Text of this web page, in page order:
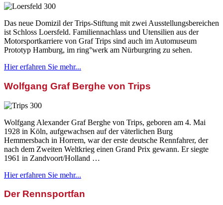
Das neue Domizil der Trips-Stiftung mit zwei Ausstellungsbereichen
ist Schloss Loersfeld. Familiennachlass und Utensilien aus der
Motorsportkarriere von Graf Trips sind auch im Automuseum
Prototyp Hamburg, im ring°werk am Nürburgring zu sehen.
Hier erfahren Sie mehr...
Wolfgang Graf Berghe von Trips
Wolfgang Alexander Graf Berghe von Trips, geboren am 4. Mai
1928 in Köln, aufgewachsen auf der väterlichen Burg
Hemmersbach in Horrem, war der erste deutsche Rennfahrer, der
nach dem Zweiten Weltkrieg einen Grand Prix gewann. Er siegte
1961 in Zandvoort/Holland …
Hier erfahren Sie mehr...
Der Rennsportfan